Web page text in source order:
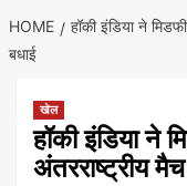
HOME
हॉकी इंडिया ने
बधाई
खेल
हॉकी इंडिया ने
अंतरराष्ट्रीय